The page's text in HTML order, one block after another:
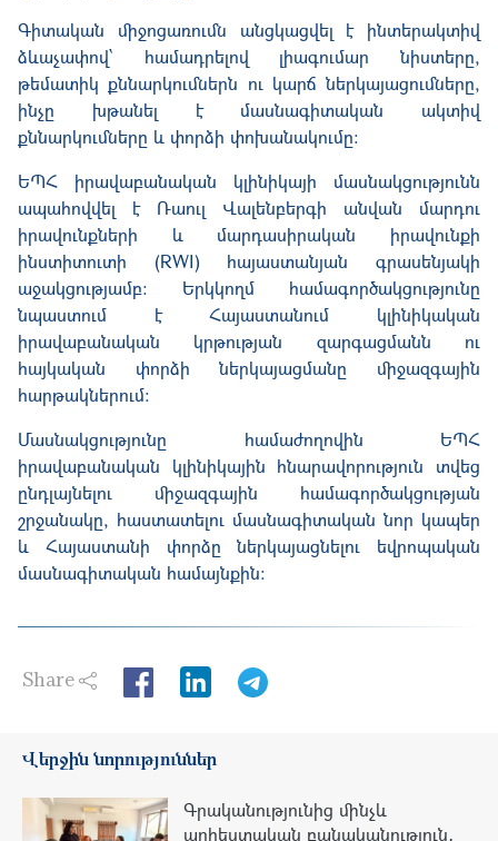
Գիտական միջոցառումն անցկացվել է ինտերակտիվ
ձևաչափով՝ համադրելով լիագումար նիստերը,
թեմատիկ քննարկումներն ու կարճ ներկայացումները,
ինչը խթանել է մասնագիտական ակտիվ
քննարկումները և փորձի փոխանակումը։
ԵՊՀ իրավաբանական կլինիկայի մասնակցությունն
ապահովվել է Ռաուլ Վալենբերգի անվան մարդու
իրավունքների և մարդասիրական իրավունքի
ինստիտուտի (RWI) հայաստանյան գրասենյակի
աջակցությամբ։ Երկկողմ համագործակցությունը
նպաստում է Հայաստանում կլինիկական
իրավաբանական կրթության զարգացմանն ու
հայկական փորձի ներկայացմանը միջազգային
հարթակներում։
Մասնակցությունը համաժողովին ԵՊՀ
իրավաբանական կլինիկային հնարավորություն տվեց
ընդլայնելու միջազգային համագործակցության
շրջանակը, հաստատելու մասնագիտական նոր կապեր
և Հայաստանի փորձը ներկայացնելու եվրոպական
մասնագիտական համայնքին։
Share LinkedIn
Վերջին նորություններ
Գրականությունից մինչև
արհեստական բանականություն․